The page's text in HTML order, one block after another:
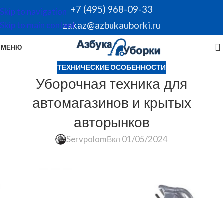
Skip to navigation
Skip to main content
+7 (495) 968-09-33
zakaz@azbukauborki.ru
МЕНЮ
ТЕХНИЧЕСКИЕ ОСОБЕННОСТИ
Уборочная техника для
автомагазинов и крытых
авторынков
ServpolomВкл 01/05/2024